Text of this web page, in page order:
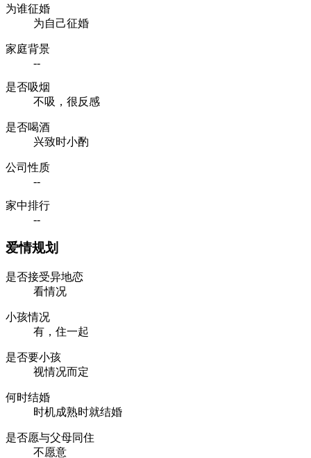
为谁征婚
为自己征婚
家庭背景
--
是否吸烟
不吸，很反感
是否喝酒
兴致时小酌
公司性质
--
家中排行
--
爱情规划
是否接受异地恋
看情况
小孩情况
有，住一起
是否要小孩
视情况而定
何时结婚
时机成熟时就结婚
是否愿与父母同住
不愿意